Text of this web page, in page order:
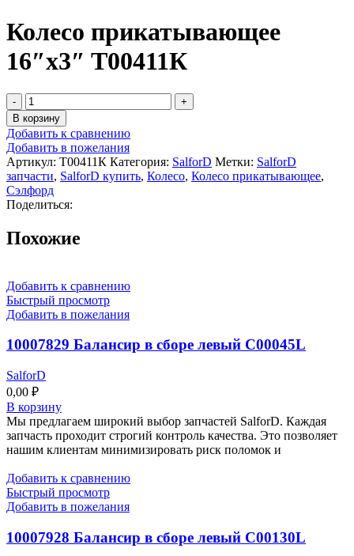
Колесо прикатывающее
16″x3″ T00411К
В корзину
Добавить к сравнению
Добавить в пожелания
Артикул: T00411К Категория: SalforD Метки: SalforD
запчасти, SalforD купить, Колесо, Колесо прикатывающее,
Сэлфорд
Поделиться:
Похожие
Добавить к сравнению
Быстрый просмотр
Добавить в пожелания
10007829 Балансир в сборе левый C00045L
SalforD
0,00 ₽
В корзину
Мы предлагаем широкий выбор запчастей SalforD. Каждая
запчасть проходит строгий контроль качества. Это позволяет
нашим клиентам минимизировать риск поломок и
Добавить к сравнению
Быстрый просмотр
Добавить в пожелания
10007928 Балансир в сборе левый C00130L